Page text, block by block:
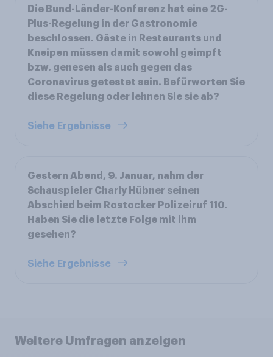
Die Bund-Länder-Konferenz hat eine 2G-
Plus-Regelung in der Gastronomie
beschlossen. Gäste in Restaurants und
Kneipen müssen damit sowohl geimpft
bzw. genesen als auch gegen das
Coronavirus getestet sein. Befürworten Sie
diese Regelung oder lehnen Sie sie ab?
Siehe Ergebnisse
Gestern Abend, 9. Januar, nahm der
Schauspieler Charly Hübner seinen
Abschied beim Rostocker Polizeiruf 110.
Haben Sie die letzte Folge mit ihm
gesehen?
Siehe Ergebnisse
Weitere Umfragen anzeigen